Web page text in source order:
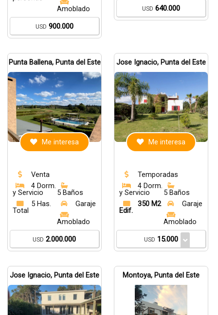
Amoblado
USD 900.000
USD 640.000
Punta Ballena, Punta del Este
Me interesa
Venta
4 Dorm.
y Servicio
5 Baños
5 Has.
Total
Garaje
Amoblado
USD 2.000.000
Jose Ignacio, Punta del Este
Me interesa
Temporadas
4 Dorm.
y Servicio
5 Baños
350 M2
Edif.
Garaje
Amoblado
USD 15.000
Jose Ignacio, Punta del Este Montoya, Punta del Este